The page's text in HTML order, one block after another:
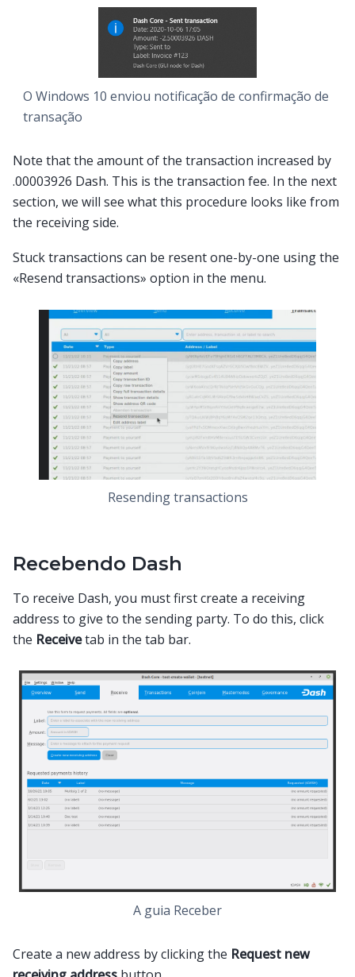
O Windows 10 enviou notificação de confirmação de
transação
Note that the amount of the transaction increased by
.00003926 Dash. This is the transaction fee. In the next
section, we will see what this procedure looks like from
the receiving side.
Stuck transactions can be resent one-by-one using the
«Resend transactions» option in the menu.
Resending transactions
Recebendo Dash
To receive Dash, you must first create a receiving
address to give to the sending party. To do this, click
the Receivetab in the tab bar.
A guia Receber
Create a new address by clicking the Request new